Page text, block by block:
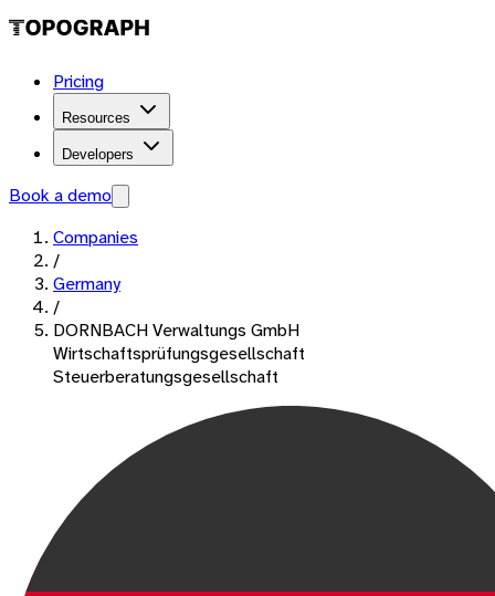
Pricing
Resources
Developers
Book a demo
Companies
/
Germany
/
DORNBACH Verwaltungs GmbH
Wirtschaftsprüfungsgesellschaft
Steuerberatungsgesellschaft